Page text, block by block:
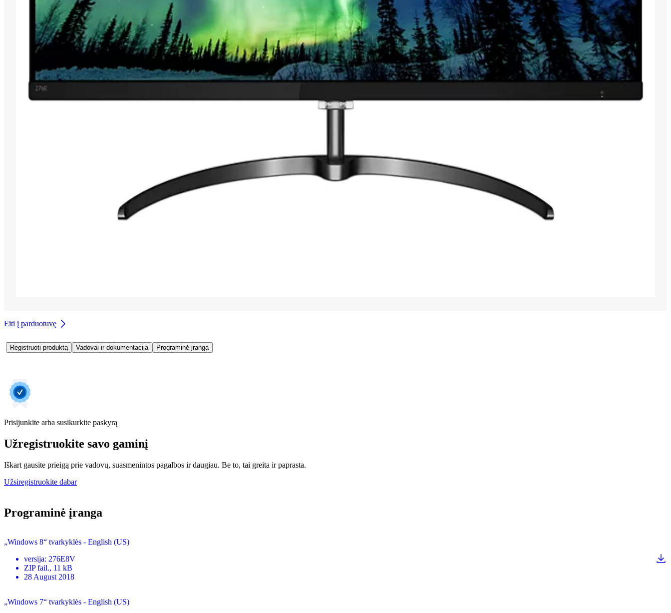
Eiti į parduotuvę
Registruoti produktą Vadovai ir dokumentacija Programinė įranga
Prisijunkite arba susikurkite paskyrą
Užregistruokite savo gaminį
Iškart gausite prieigą prie vadovų, suasmenintos pagalbos ir daugiau. Be to, tai greita ir paprasta.
Užsiregistruokite dabar
Programinė įranga
„Windows 8“ tvarkyklės - English (US)
versija: 276E8V
ZIP fail., 11 kB
28 August 2018
„Windows 7“ tvarkyklės - English (US)